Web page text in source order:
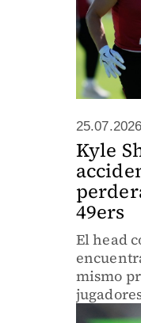
Kyle
49ers
El head
mismo
gerente